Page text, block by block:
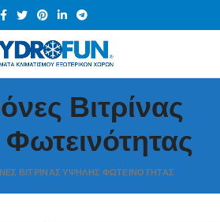
Βιτρίνας
ΒΙΤΡΊΝΑΣ ΥΨΗΛΉΣ ΦΩΤΕΙΝΌΤΗΤΑΣ